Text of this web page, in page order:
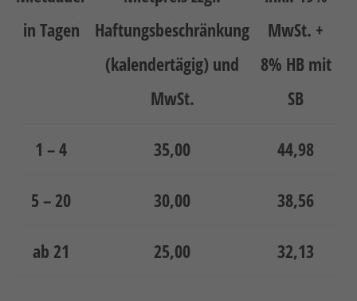
in Tagen
Haftungsbeschränkung
(kalendertägig) und
MwSt.
MwSt. +
8% HB mit
SB
1 – 4 35,00 44,98
5 – 20 30,00 38,56
ab 21 25,00 32,13